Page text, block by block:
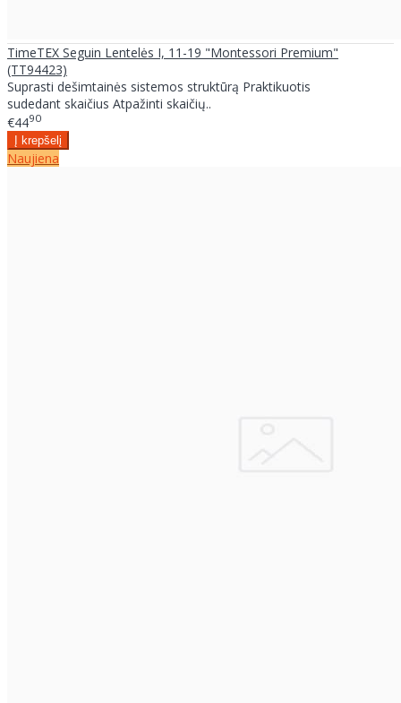
TimeTEX Seguin Lentelės I, 11-19 "Montessori Premium"
(TT94423)
Suprasti dešimtainės sistemos struktūrą Praktikuotis
sudedant skaičius Atpažinti skaičių..
€4490
Naujiena